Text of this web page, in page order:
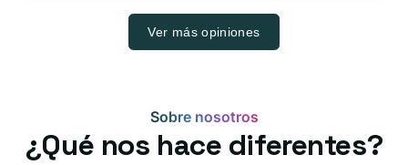
Ver más opiniones
Sobre nosotros
¿Qué nos hace diferentes?